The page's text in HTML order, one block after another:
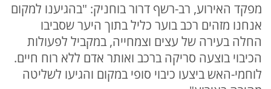
מפקד האירוע, רב-רשף דרור בוחניק: "בהגיענו למקום
אנחנו מזהים רכב בוער כליל בתוך היער שסביבו
החלה בעירה של עצים וצמחייה, במקביל לפעולות
הכיבוי בוצעה סריקה ברכב ואותר אדם ללא רוח חיים.
לוחמי-האש ביצעו כיבוי סופי במקום והגיעו לשליטה